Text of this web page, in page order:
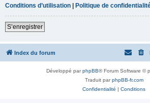
Conditions d’utilisation | Politique de
S’enregistrer
Index du forum
Développé parphpBB® Forum Software ©
Traduit parphpBB-fr.com
Confidentialité | Conditions